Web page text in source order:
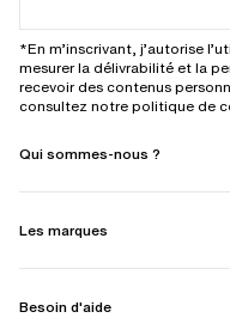
*En m’inscrivant, j’autorise
mesurer la délivrabilité et la
recevoir des contenus
consultez notre politique de
Qui sommes-nous ?
Les marques
Besoin d'aide